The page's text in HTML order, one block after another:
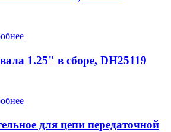
1.25" в сборе, DH25119
для цепи передаточной